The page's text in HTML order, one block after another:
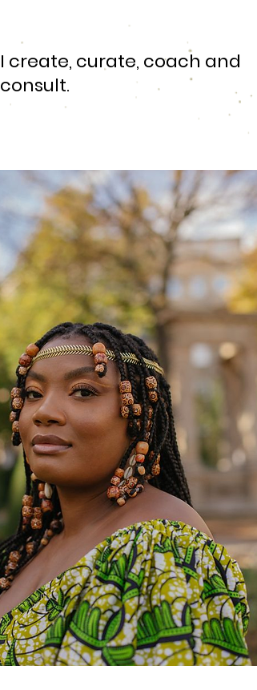
I create, curate, coach and
consult.